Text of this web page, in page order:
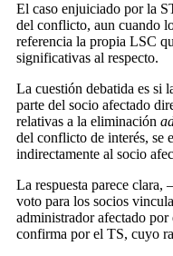
El caso enjuiciado por la
del conflicto, aun cuando
referencia la propia LSC
significativas al respecto.
La cuestión debatida es si
parte del socio afectado
relativas a la eliminación
del conflicto de interés, se
indirectamente al socio
La respuesta parece clara,
voto para los socios
administrador afectado
confirma por el TS, cuyo